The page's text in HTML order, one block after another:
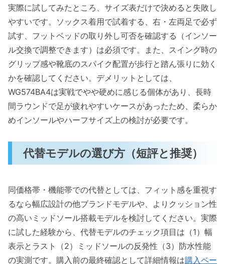
実際に試してみたところ、サイズ表だけで決めると失敗し
やすいです。ソックス着用で試着する、右・左両足で必ず
試す、フットベッドの取り外し可否を確認する（インソー
ル交換で調整できます）は必須です。また、スイング時の
グリップ感や靴底のスパイク配置が歩行と踏ん張りに効く
かを確認してください。デメリットとしては、
WG574BA4は実戦でやや硬めに感じる個体があり、長時
間ラウンドで足が疲れやすいケースがあったため、柔らか
めインソールやハーフサイズ上の検討が必要です。
代替モデルの選び方（短評と推奨）
同価格帯・機能帯での代替としては、フィット感を重視す
るなら幅広設計の他ブランドモデルや、よりクッション性
の高いミッドソール搭載モデルを検討してください。実際
に試した経験から、代替モデルのチェック項目は（1）幅
表示とラスト（2）ミッドソールの反発性（3）防水性能
の実測です。購入前の最終確認として詳細情報は購入ペー